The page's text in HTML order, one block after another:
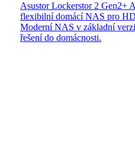
Asustor Lockerstor 2 Gen2+
flexibilní domácí NAS pro
Moderní NAS v základní
řešení do domácnosti.